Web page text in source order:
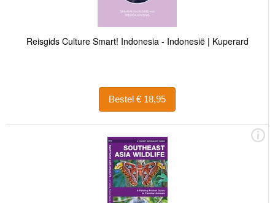
Reisgids Culture Smart! Indonesia - Indonesië | Kuperard
Bestel € 18,95